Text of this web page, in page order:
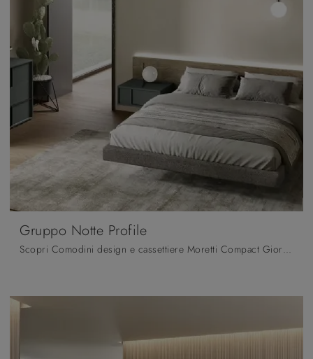
Gruppo Notte Profile
Scopri Comodini design e cassettiere Moretti Compact Giorno Notte! Il modello Gruppo Notte Profile realizzato in melaminico è la soluzione ottimale.